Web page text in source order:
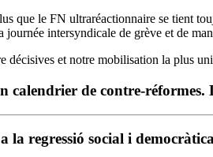
que le FN ultraréactionnaire se tient
journée intersyndicale de grève et de
décisives et notre mobilisation la plus
de contre-réformes.
regressió social i